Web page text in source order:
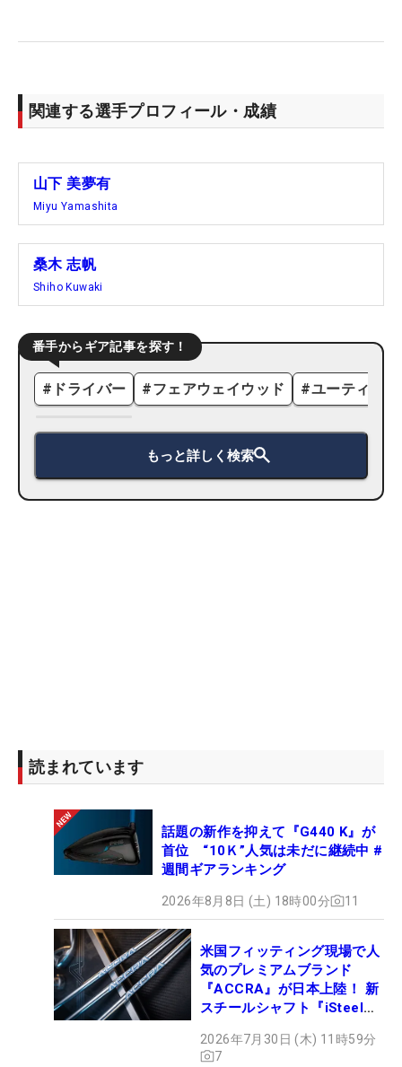
関連する選手プロフィール・成績
山下 美夢有
Miyu Yamashita
桑木 志帆
Shiho Kuwaki
番手からギア記事を探す！
# ドライバー #フェアウェイウッド #ユーティリ
もっと詳しく検索
読まれています
話題の新作を抑えて『G440 K』が
首位 “10Ｋ”人気は未だに継続中 #
週間ギアランキング
2026年8月8日 (土) 18時00分 11
米国フィッティング現場で人
気のプレミアムブランド
『ACCRA』が日本上陸！ 新
スチールシャフト『iSteel
2026年7月30日 (木) 11時59分
7